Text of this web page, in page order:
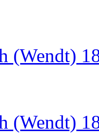
(Wendt)
(Wendt)